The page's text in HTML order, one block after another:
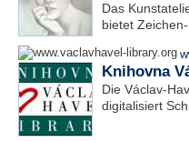
Das
bietet Zeichen-
Knihovna
Die Václav-
digitalisiert